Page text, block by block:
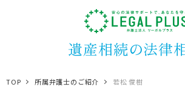
遺産相続の法律
TOP 所属弁護士のご紹介 若松 俊樹